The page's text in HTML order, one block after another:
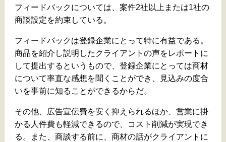
フィードバックについては、案件2社以上または1社の
商談設定を約束している。
フィードバックは登録企業にとって特に有益である。
商品を紹介し説明したクライアントの声をレポートに
して提出するというもので、登録企業にとっては商材
について率直な感想を聞くことができ、見込みの度合
いを事前に知ることができるからだ。
その他、広告宣伝費を安く抑えられるほか、営業に掛
かる人件費も軽減できるので、コスト削減が実現でき
る。また、商談する前に、商材の話がクライアントに